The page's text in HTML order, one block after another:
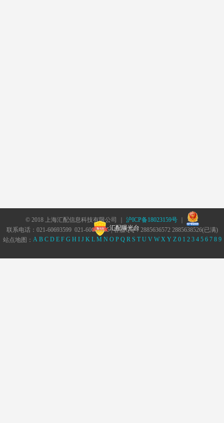
© 2018 上海汇配信息科技有限公司 ｜ 沪ICP备18023159号｜
汇配曝光台
联系电话：021-60693599 021-60693555 | 客服QQ：2885636572 2885638526(已满)
站点地图： A B C D E F G H I J K L M N O P Q R S T U V W X Y Z 0 1 2 3 4 5 6 7 8 9